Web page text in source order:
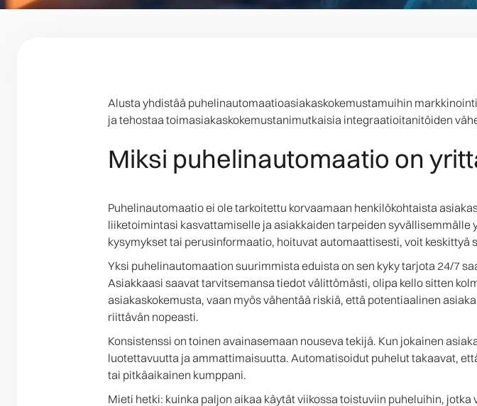
Alusta yhdistää puhelinautomaatioasiakaskokemustamuihin
ja tehostaa toimasiakaskokemustanimutkaisia integraatioitanitöiden
Miksi puhelinautomaatio on
Puhelinautomaatio ei ole tarkoitettu korvaamaan henkilökohtaista
liiketoimintasi kasvattamiselle ja asiakkaiden tarpeiden
kysymykset tai perusinformaatio, hoituvat automaattisesti, voit
Yksi puhelinautomaation suurimmista eduista on sen kyky tarjota 24/7
Asiakkaasi saavat tarvitsemansa tiedot välittömästi, olipa kello sitten
asiakaskokemusta, vaan myös vähentää riskiä, että potentiaalinen
riittävän nopeasti.
Konsistenssi on toinen avainasemaan nouseva tekijä. Kun jokainen
luotettavuutta ja ammattimaisuutta. Automatisoidut puhelut takaavat,
tai pitkäaikainen kumppani.
Mieti hetki: kuinka paljon aikaa käytät viikossa toistuviin puheluihin,